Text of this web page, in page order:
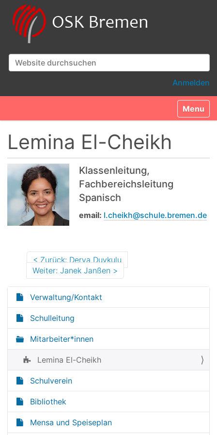
Website durchsuchen
Anmelden
Toggle
Lemina El-Cheikh
Klassenleitung,
Fachbereichsleitung
Spanisch
email: l.cheikh@schule.bremen.de
Zurück: Derya Duykulu
Weiter: Janek Janßen
N
a
v
i
a
t
i
o
n
Verwaltung/Kontakt
Schulleitung
Mitarbeiter*innen
Lemina El-Cheikh
Schulverein
Bibliothek
Mensa und Speiseplan